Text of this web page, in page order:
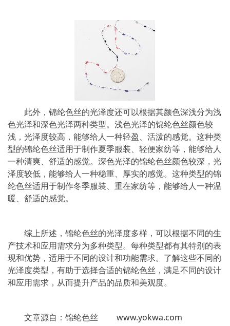
此外，锦纶色丝的光泽度还可以根据其颜色深浅分为浅
色光泽和深色光泽两种类型。浅色光泽的锦纶色丝颜色较
浅，光泽度较高，能够给人一种轻盈、活泼的感觉。这种类
型的锦纶色丝适用于制作夏季服装、轻便家纺等，能够给人
一种清爽、舒适的感觉。深色光泽的锦纶色丝颜色较深，光
泽度较低，能够给人一种稳重、厚实的感觉。这种类型的锦
纶色丝适用于制作冬季服装、重在家纺等，能够给人一种温
暖、舒适的感觉。
综上所述，锦纶色丝的光泽度多样，可以根据不同的生
产技术和应用需求分为多种类型。每种类型都有其特别的表
现和优势，适用于不同的设计和功能需求。了解这些不同的
光泽度类型，有助于选择合适的锦纶色丝，满足不同的设计
和应用需求，从而提升产品的品质和美观度。
文章源自：锦纶色丝 www.yokwa.com